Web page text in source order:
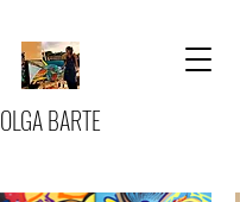
OLGA BARTE